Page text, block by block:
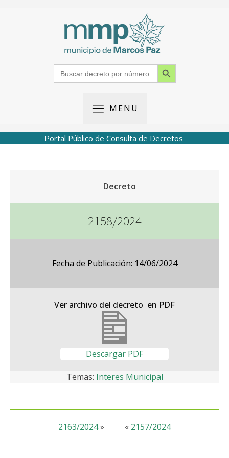
Search
for:
Search Button
MENU
Portal Público de Consulta de Decretos
Decreto
2158/2024
Fecha de Publicación: 14/06/2024
Ver archivo del decreto en PDF
Descargar PDF
Temas: Interes Municipal
« 2157/2024
2163/2024»